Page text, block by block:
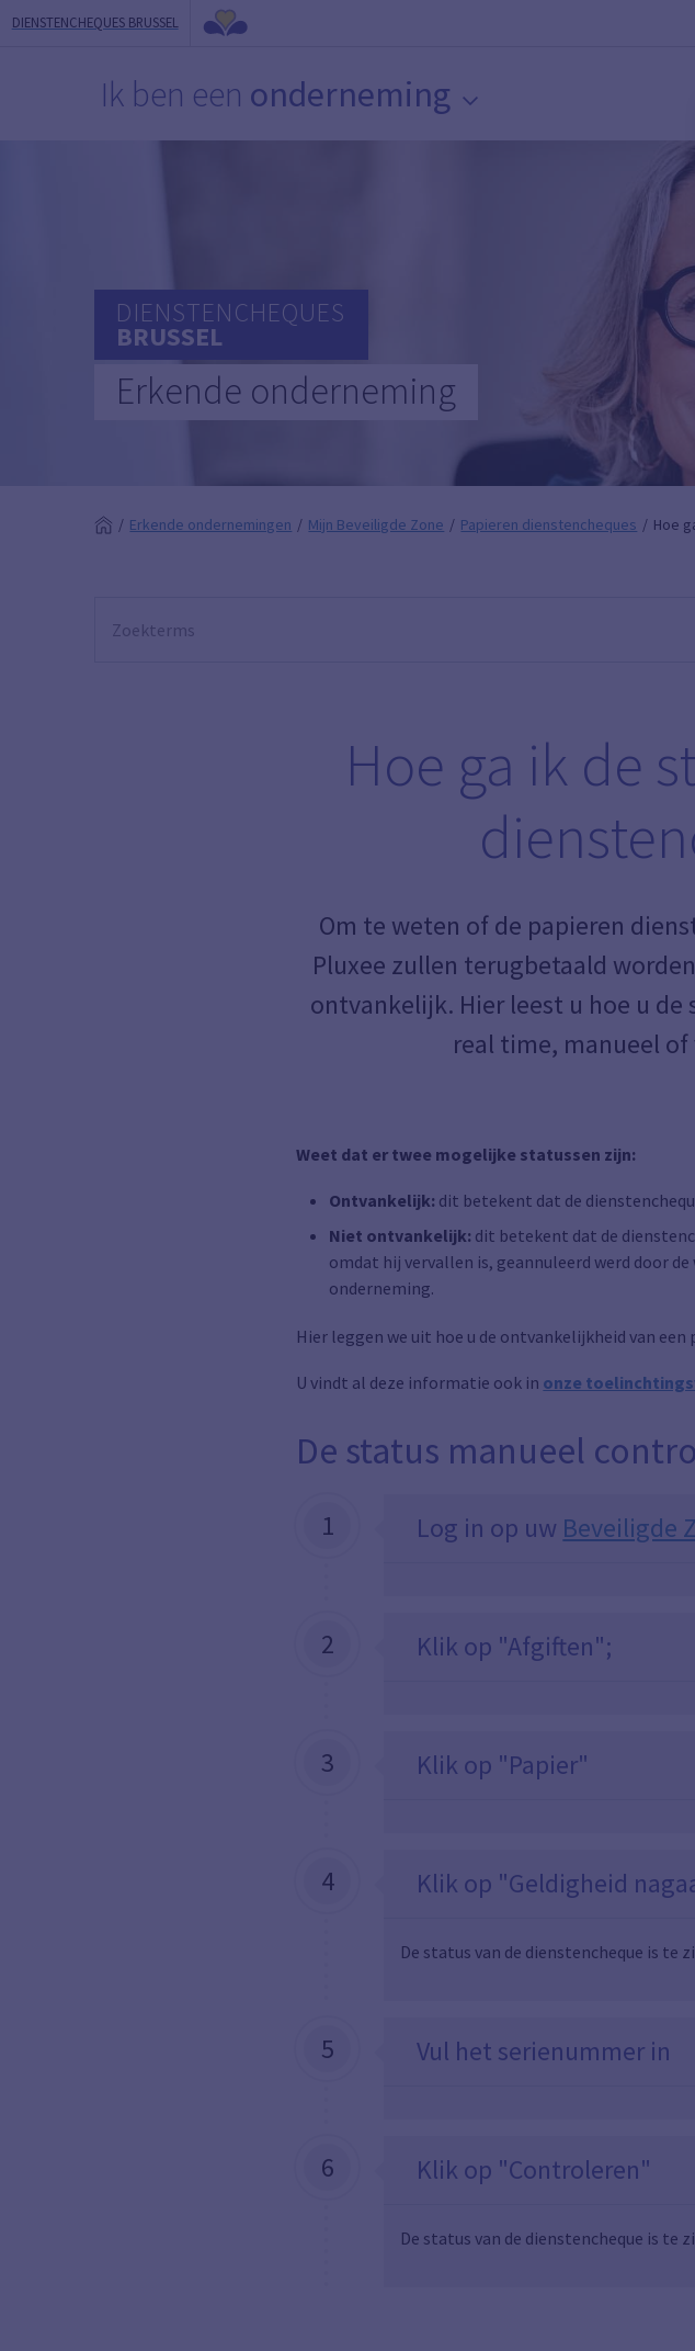
DIENSTENCHEQUES BRUSSEL
Ik ben een onderneming
DIENSTENCHEQUES
BRUSSEL
Erkende onderneming
Erkende ondernemingen Mijn Beveiligde Zone Papieren dienstencheques Hoe
Hoe ga ik de
Om te weten of de papieren
Pluxee zullen terugbetaald
ontvankelijk. Hier leest u hoe u
real time, manueel of
Weet dat er twee mogelijke statussen zijn:
Ontvankelijk: dit betekent dat de
Niet ontvankelijk: dit betekent dat de
omdat hij vervallen is, geannuleerd werd door
onderneming.
Hier leggen we uit hoe u de ontvankelijkheid van
U vindt al deze informatie ook in onze
De status manueel
1 Log in op uw Beveiligde
2 Klik op "Afgiften";
3 Klik op "Papier"
4 Klik op "Geldigheid
De status van de dienstencheque is te
5 Vul het serienummer in
6 Klik op "Controleren"
De status van de dienstencheque is te